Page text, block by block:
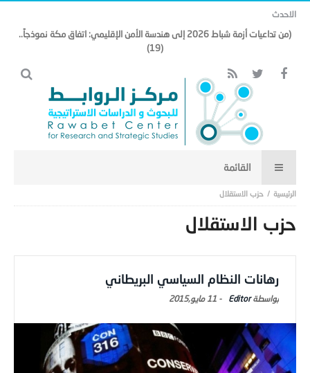
الاحدث
(من تداعيات أزمة شباط 2026 إلى هندسة الأمن الإقليمي: اتفاق مكة نموذجاً..
(19)
حزب الاستقلال
حزب الاستقلال
رهانات النظام السياسي البريطاني
Editor
- 11 مايو,2015